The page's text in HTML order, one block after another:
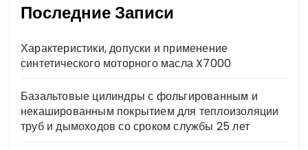
Последние Записи
Характеристики, допуски и применение
синтетического моторного масла X7000
Базальтовые цилиндры с фольгированным и
некашированным покрытием для теплоизоляции
труб и дымоходов со сроком службы 25 лет